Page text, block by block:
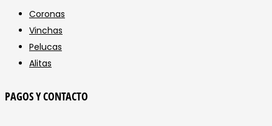
Coronas
Vinchas
Pelucas
Alitas
PAGOS Y CONTACTO